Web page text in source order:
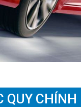
QUY CHÍNH